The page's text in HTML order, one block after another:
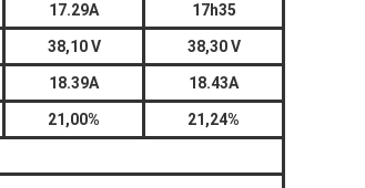
17.29A 17h35
38,10 V 38,30 V
18.39A 18.43A
21,00% 21,24%